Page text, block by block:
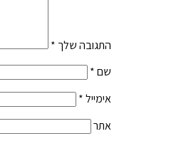
התגובה שלך *
שם*
אימייל*
אתר